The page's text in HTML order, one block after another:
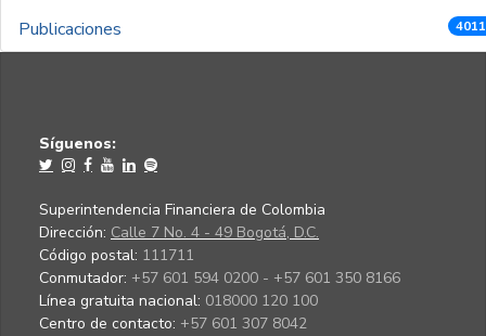
Publicaciones
Síguenos:
Superintendencia Financiera de Colombia
Dirección: Calle 7 No. 4 - 49 Bogotá, D.C.
Código postal: 111711
Conmutador: +57 601 594 0200 - +57 601 350 8166
Línea gratuita nacional: 018000 120 100
Centro de contacto: +57 601 307 8042